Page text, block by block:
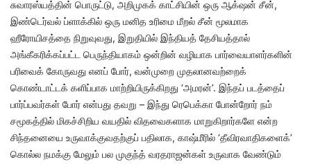
சுவாரஸ்யத்தின் பொருட்டு, அறிமுகக் காட்சியின் ஒரு ஆக்‌ஷன் சீன்,
இண்டெர்வல் ப்ளாக்கில் ஒரு மனித உரிமை மீறல் சீன் மூலமாக
ஹீரோயிசத்தை நிறுவுவது, இறுதியில் இந்தியத் தேசியத்தால்
அங்கீகரிக்கப்பட்ட பெருந்தியாகம் ஒன்றின் வழியாக பார்வையாளர்களின்
பரிவைக் கோருவது எனப் போர், வன்முறை முதலானவற்றைக்
கொண்டாட்டக் களிப்பாக மாற்றியிருக்கிறது ‘அமரன்’. இந்தப் படத்தைப்
பார்ப்பவர்கள் போர் என்பது தவறு – இந்து ரெபெக்கா போன்றோர் நம்
சமூகத்தில் மிகச்சிறிய வயதில் விதவைகளாக மாறுகிறார்களே என்ற
சிந்தனையை உருவாக்குவதற்குப் பதிலாக, காஷ்மீரில் ‘தீவிரவாதிகளைக்’
கொல்ல நமக்கு மேலும் பல முகுந்த் வரதராஜன்கள் உருவாக வேண்டும்